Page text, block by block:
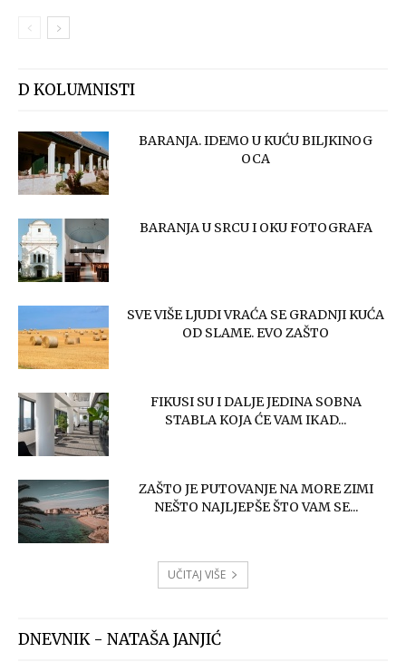
D KOLUMNISTI
BARANJA. IDEMO U KUĆU BILJKINOG
OCA
BARANJA U SRCU I OKU FOTOGRAFA
SVE VIŠE LJUDI VRAĆA SE GRADNJI KUĆA
OD SLAME. EVO ZAŠTO
FIKUSI SU I DALJE JEDINA SOBNA
STABLA KOJA ĆE VAM IKAD...
ZAŠTO JE PUTOVANJE NA MORE ZIMI
NEŠTO NAJLJEPŠE ŠTO VAM SE...
UČITAJ VIŠE
DNEVNIK - NATAŠA JANJIĆ